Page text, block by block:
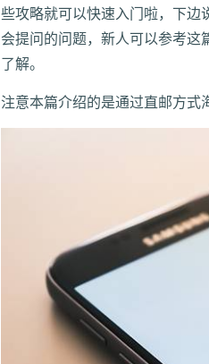
些攻略就可以快速入门啦，下
会提问的问题，新人可以参考
了解。
注意本篇介绍的是通过直邮方式